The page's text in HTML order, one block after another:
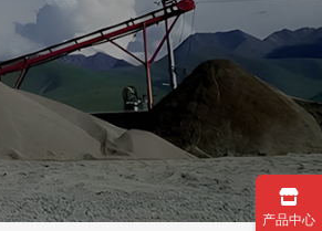
产品中心